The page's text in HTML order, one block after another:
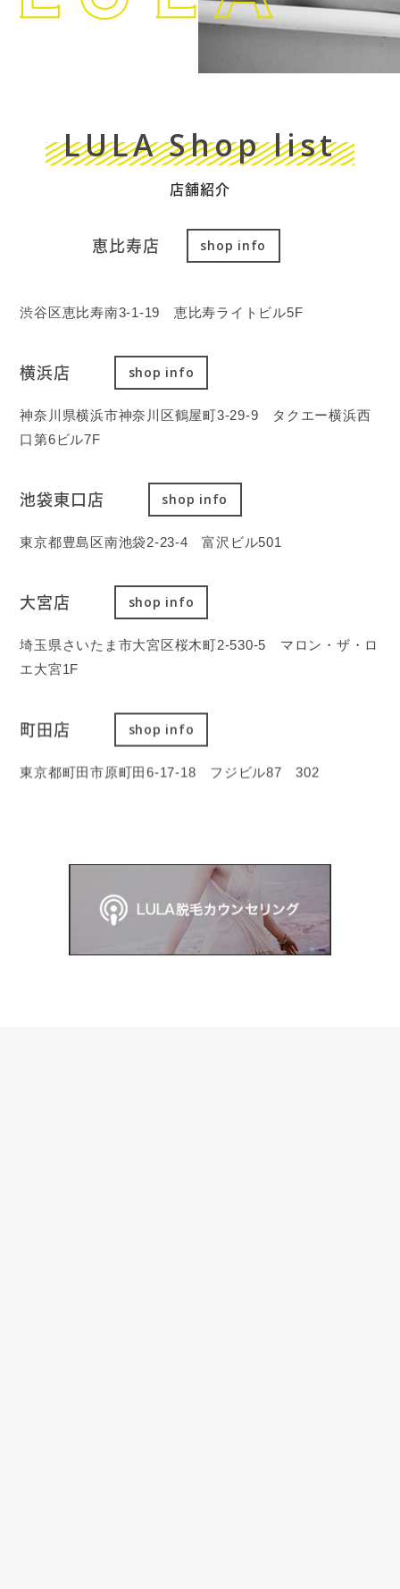
LULA Shop list
店舗紹介
恵比寿店 shop info
渋谷区恵比寿南3-1-19 恵比寿ライトビル5F
横浜店 shop info
神奈川県横浜市神奈川区鶴屋町3-29-9 タクエー横浜西
口第6ビル7F
池袋東口店 shop info
東京都豊島区南池袋2-23-4 富沢ビル501
大宮店 shop info
埼玉県さいたま市大宮区桜木町2-530-5 マロン・ザ・ロ
エ大宮1F
町田店 shop info
東京都町田市原町田6-17-18 フジビル87 302